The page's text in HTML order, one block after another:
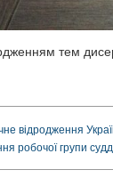
тем
відродження
робочої групи